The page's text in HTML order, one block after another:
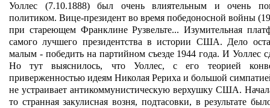
Уоллес (7.10.1888) был очень влиятельным и очень
политиком. Вице-президент во время победоносной войны
при стареющем Франклине Рузвельте... Изумительная
самого лучшего президентства в истории США. Дело
малым - победить на партийном съезде 1944 года. И Уоллес
Но тут выяснилось, что Уоллес, с его теорией
приверженностью идеям Николая Рериха и большой
не устраивает антикоммунистическую верхушку США.
то странная закулисная возня, подтасовки, в результате